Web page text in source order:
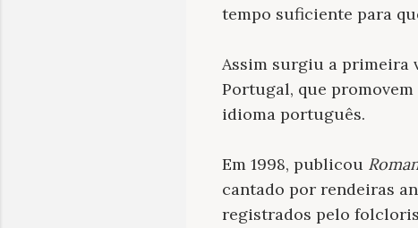
tempo suficiente para
Assim surgiu a primeira
Portugal, que
idioma português.
Em 1998, publicou
cantado por rendeiras
registrados pelo